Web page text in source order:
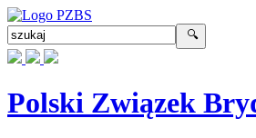
Polski Związek